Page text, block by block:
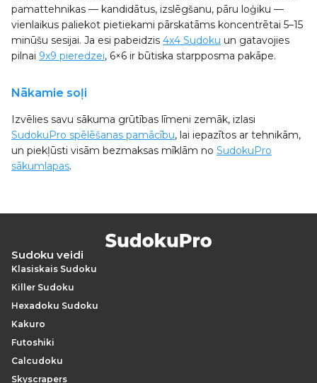
pamattehnikas — kandidātus, izslēgšanu, pāru loģiku —
vienlaikus paliekot pietiekami pārskatāms koncentrētai 5–15
minūšu sesijai. Ja esi pabeidzis 4x4 Sudoku un gatavojies
pilnai 9x9 pieredzei, 6×6 ir būtiska starpposma pakāpe.
Nākamie soļi
Izvēlies savu sākuma grūtības līmeni zemāk, izlasi
SudokuPro spēlēšanas pamācību, lai iepazītos ar tehnikām,
un piekļūsti visām bezmaksas mīklām no SudokuPro
sākumlapas.
Sudoku veidi
Klasiskais Sudoku
Killer Sudoku
Hexadoku Sudoku
Kakuro
Futoshiki
Calcudoku
Skyscrapers